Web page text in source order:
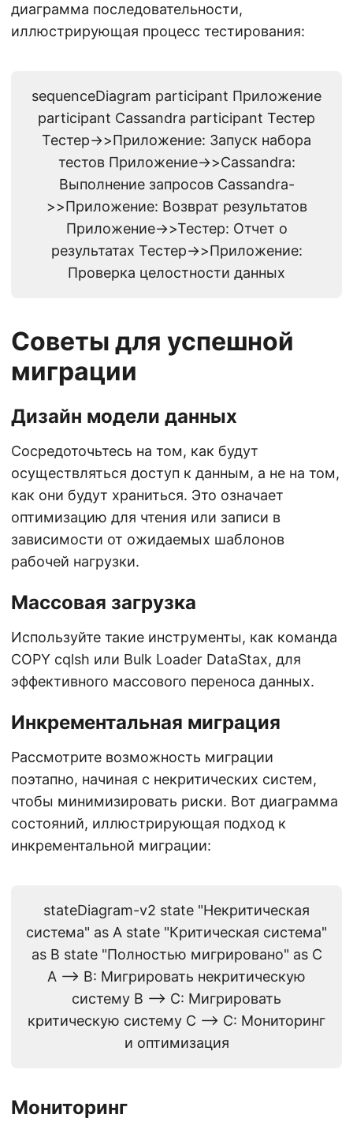
диаграмма последовательности,
иллюстрирующая процесс тестирования:
sequenceDiagram participant Приложение
participant Cassandra participant Тестер
Тестер->>Приложение: Запуск набора
тестов Приложение->>Cassandra:
Выполнение запросов Cassandra-
>>Приложение: Возврат результатов
Приложение->>Тестер: Отчет о
результатах Тестер->>Приложение:
Проверка целостности данных
Советы для успешной
миграции
Дизайн модели данных
Сосредоточьтесь на том, как будут
осуществляться доступ к данным, а не на том,
как они будут храниться. Это означает
оптимизацию для чтения или записи в
зависимости от ожидаемых шаблонов
рабочей нагрузки.
Массовая загрузка
Используйте такие инструменты, как команда
COPY cqlsh или Bulk Loader DataStax, для
эффективного массового переноса данных.
Инкрементальная миграция
Рассмотрите возможность миграции
поэтапно, начиная с некритических систем,
чтобы минимизировать риски. Вот диаграмма
состояний, иллюстрирующая подход к
инкрементальной миграции:
stateDiagram-v2 state "Некритическая
система" as A state "Критическая система"
as B state "Полностью мигрировано" as C
A --> B: Мигрировать некритическую
систему B --> C: Мигрировать
критическую систему C --> C: Мониторинг
и оптимизация
Мониторинг